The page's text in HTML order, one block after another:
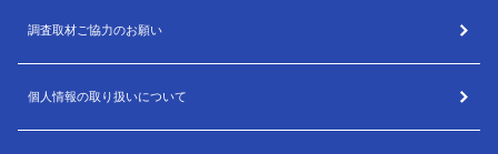
調査取材ご協力のお願い
個人情報の取り扱いについて